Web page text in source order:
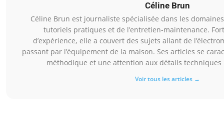
Céline Brun
Céline Brun est journaliste spécialisée dans les
tutoriels pratiques et de l’entretien-maintenance.
d’expérience, elle a couvert des sujets allant de
passant par l’équipement de la maison. Ses articles se
méthodique et une attention aux détails
Voir tous les articles →